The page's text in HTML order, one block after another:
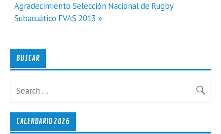
Agradecimiento Selección Nacional de Rugby
Subacuático FVAS 2013 »
BUSCAR
CALENDARIO 2026